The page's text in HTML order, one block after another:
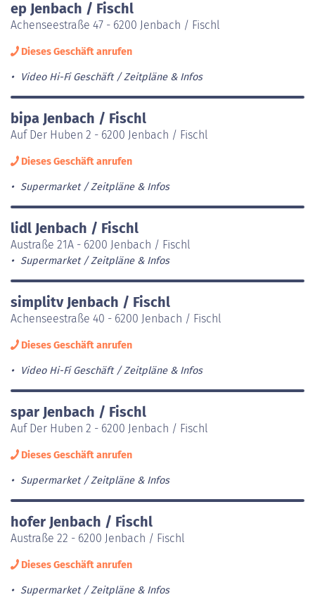
ep Jenbach / Fischl
Achenseestraße 47 - 6200 Jenbach / Fischl
Dieses Geschäft anrufen
Video Hi-Fi Geschäft Zeitpläne & Infos
bipa Jenbach / Fischl
Auf Der Huben 2 - 6200 Jenbach / Fischl
Dieses Geschäft anrufen
Supermarket Zeitpläne & Infos
lidl Jenbach / Fischl
Austraße 21A - 6200 Jenbach / Fischl
Supermarket Zeitpläne & Infos
simplitv Jenbach / Fischl
Achenseestraße 40 - 6200 Jenbach / Fischl
Dieses Geschäft anrufen
Video Hi-Fi Geschäft Zeitpläne & Infos
spar Jenbach / Fischl
Auf Der Huben 2 - 6200 Jenbach / Fischl
Dieses Geschäft anrufen
Supermarket Zeitpläne & Infos
hofer Jenbach / Fischl
Austraße 22 - 6200 Jenbach / Fischl
Dieses Geschäft anrufen
Supermarket Zeitpläne & Infos